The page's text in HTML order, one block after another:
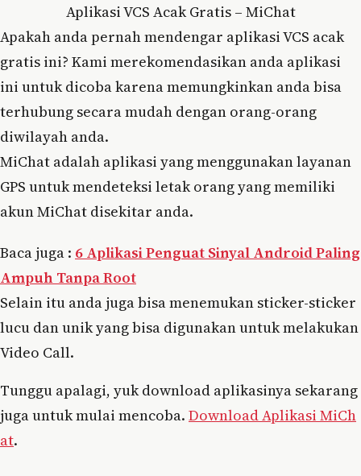
Aplikasi VCS Acak Gratis – MiChat
Apakah anda pernah mendengar aplikasi VCS acak
gratis ini? Kami merekomendasikan anda aplikasi
ini untuk dicoba karena memungkinkan anda bisa
terhubung secara mudah dengan orang-orang
diwilayah anda.
MiChat adalah aplikasi yang menggunakan layanan
GPS untuk mendeteksi letak orang yang memiliki
akun MiChat disekitar anda.
Baca juga : 6 Aplikasi Penguat Sinyal Android Paling
Ampuh Tanpa Root
Selain itu anda juga bisa menemukan sticker-sticker
lucu dan unik yang bisa digunakan untuk melakukan
Video Call.
Tunggu apalagi, yuk download aplikasinya sekarang
juga untuk mulai mencoba. Download Aplikasi MiCh
at.